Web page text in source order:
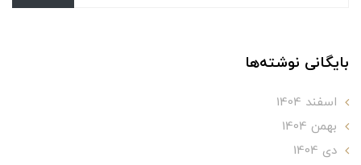
بایگانی نوشته‌ها
اسفند 1404
بهمن 1404
دی 1404